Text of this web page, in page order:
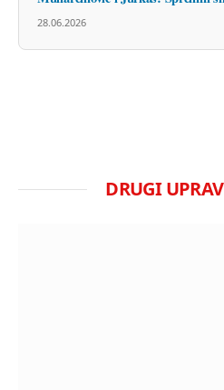
28.06.2026
DRUGI